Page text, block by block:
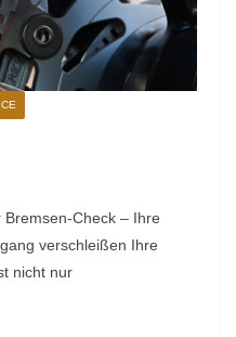
Check – Ihre
verschleißen Ihre
nicht nur